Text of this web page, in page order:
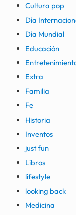
Cultura pop
Día
Día Mundial
Educación
Extra
Familia
Fe
Historia
Inventos
just fun
Libros
lifestyle
looking back
Medicina